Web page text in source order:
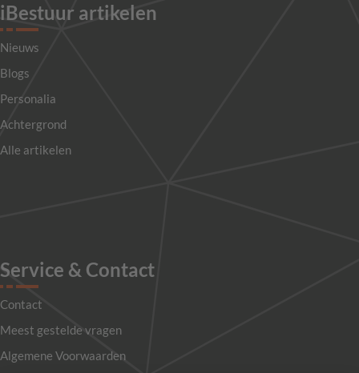
iBestuur artikelen
Nieuws
Blogs
Personalia
Achtergrond
Alle artikelen
Service & Contact
Contact
Meest gestelde vragen
Algemene Voorwaarden